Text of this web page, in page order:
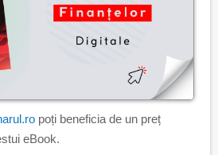
poți beneficia de un preț
eBook.